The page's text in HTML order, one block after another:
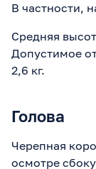
В частности,
Средняя
Допустимое
2,6 кг.
Голова
Черепная
осмотре